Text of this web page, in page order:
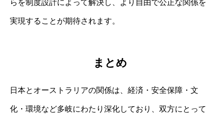
らを制度設計によって解決し、より自由で公正な関係を
実現することが期待されます。
まとめ
日本とオーストラリアの関係は、経済・安全保障・文
化・環境など多岐にわたり深化しており、双方にとって